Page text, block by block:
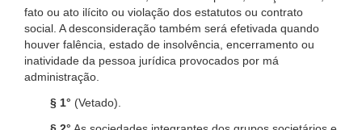
fato ou ato ilícito ou violação dos estatutos ou contrato
social. A desconsideração também será efetivada quando
houver falência, estado de insolvência, encerramento ou
inatividade da pessoa jurídica provocados por má
administração.
§ 1° (Vetado).